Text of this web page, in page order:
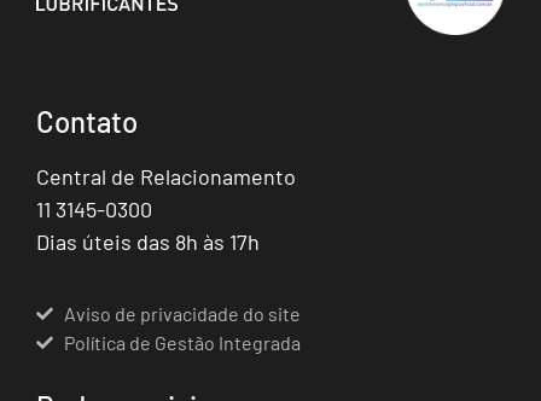
Contato
Central de Relacionamento
11 3145-0300
Dias úteis das 8h às 17h
Aviso de privacidade do site
Política de Gestão Integrada